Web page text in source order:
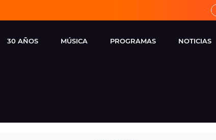
30 AÑOS MÚSICA PROGRAMAS
VIRALES
NOTICIAS